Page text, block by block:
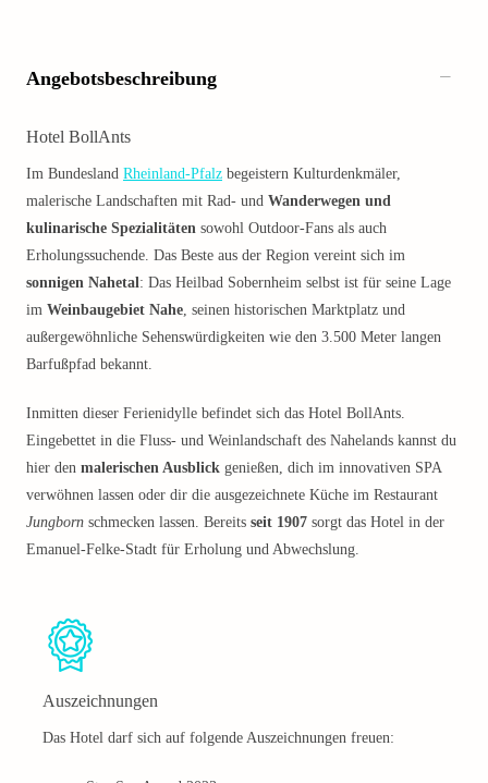
Angebotsbeschreibung
Hotel BollAnts
Im Bundesland Rheinland-Pfalz begeistern Kulturdenkmäler,
malerische Landschaften mit Rad- und Wanderwegen und
kulinarische Spezialitäten sowohl Outdoor-Fans als auch
Erholungssuchende. Das Beste aus der Region vereint sich im
sonnigen Nahetal: Das Heilbad Sobernheim selbst ist für seine Lage
im Weinbaugebiet Nahe, seinen historischen Marktplatz und
außergewöhnliche Sehenswürdigkeiten wie den 3.500 Meter langen
Barfußpfad bekannt.
Inmitten dieser Ferienidylle befindet sich das Hotel BollAnts.
Eingebettet in die Fluss- und Weinlandschaft des Nahelands kannst du
hier den malerischen Ausblick genießen, dich im innovativen SPA
verwöhnen lassen oder dir die ausgezeichnete Küche im Restaurant
Jungborn schmecken lassen. Bereits seit 1907 sorgt das Hotel in der
Emanuel-Felke-Stadt für Erholung und Abwechslung.
Auszeichnungen
Das Hotel darf sich auf folgende Auszeichnungen freuen: